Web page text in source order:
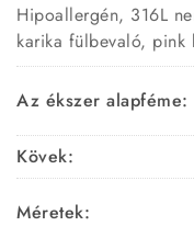
Hipoallergén, 316L
karika fülbevaló, pink
Az ékszer alapféme:
Kövek:
Méretek: